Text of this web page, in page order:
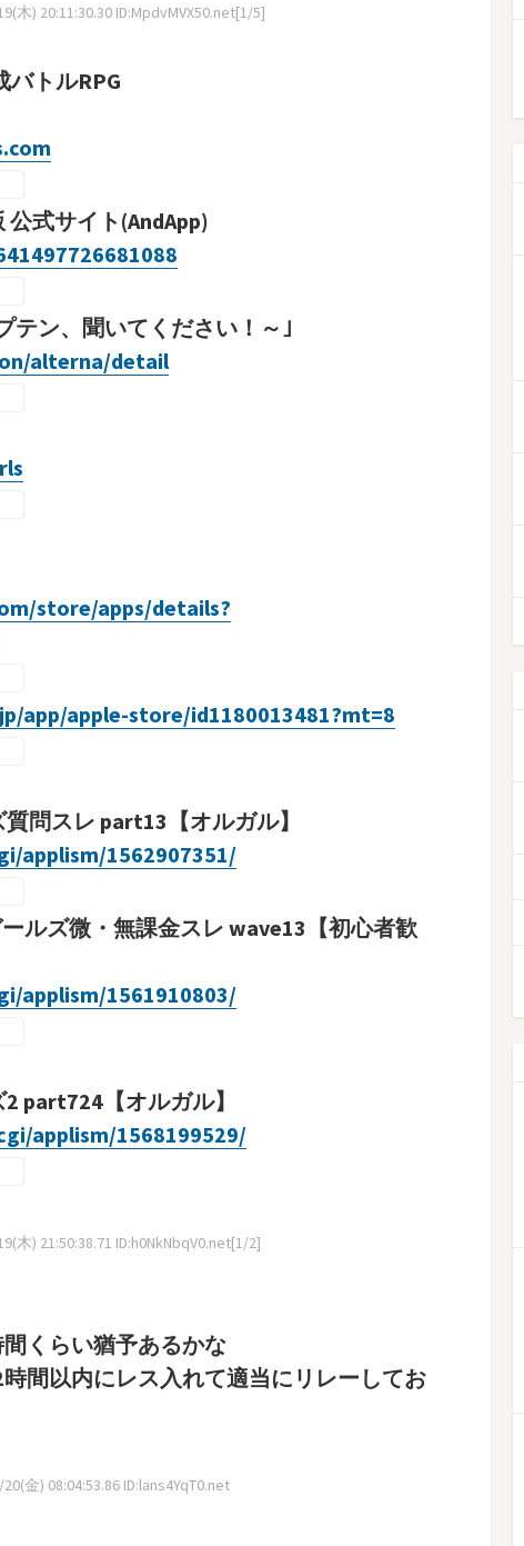
木) 20:11:30.30 ID:MpdvMVX50.net[1/5]
バトルRPG
式サイト(AndApp)
テン、聞いてください！～｣
alterna/detail
store/apps/details?
app/apple-store/id1180013481?mt=8
問スレ part13【オルガル】
applism/1562907351/
ルズ微・無課金スレ wave13【初心者歓
applism/1561910803/
part724【オルガル】
applism/1568199529/
木) 21:50:38.71 ID:h0NkNbqV0.net[1/2]
くらい猶予あるかな
間以内にレス入れて適当にリレーしてお
20(金) 08:04:53.86 ID:lans4YqT0.net